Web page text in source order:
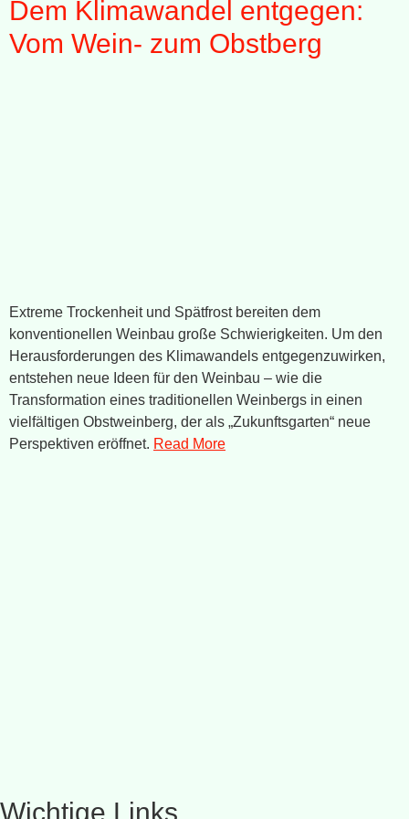
Dem Klimawandel entgegen:
Vom Wein- zum Obstberg
Extreme Trockenheit und Spätfrost bereiten dem
konventionellen Weinbau große Schwierigkeiten. Um den
Herausforderungen des Klimawandels entgegenzuwirken,
entstehen neue Ideen für den Weinbau – wie die
Transformation eines traditionellen Weinbergs in einen
vielfältigen Obstweinberg, der als „Zukunftsgarten“ neue
Perspektiven eröffnet. Read More
Wichtige Links